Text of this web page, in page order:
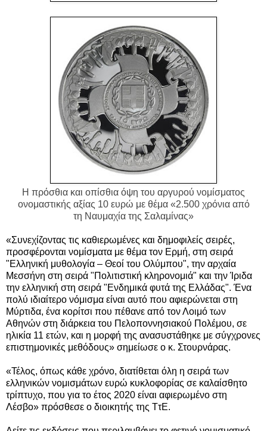
Η πρόσθια και οπίσθια όψη του αργυρού νομίσματος
ονομαστικής αξίας 10 ευρώ με θέμα «2.500 χρόνια από
τη Ναυμαχία της Σαλαμίνας»
«Συνεχίζοντας τις καθιερωμένες και δημοφιλείς σειρές,
προσφέρονται νομίσματα με θέμα τον Ερμή, στη σειρά
"Ελληνική μυθολογία – Θεοί του Ολύμπου", την αρχαία
Μεσσήνη στη σειρά "Πολιτιστική κληρονομιά" και την Ίριδα
την ελληνική στη σειρά "Ενδημικά φυτά της Ελλάδας". Ένα
πολύ ιδιαίτερο νόμισμα είναι αυτό που αφιερώνεται στη
Μύρτιδα, ένα κορίτσι που πέθανε από τον Λοιμό των
Αθηνών στη διάρκεια του Πελοποννησιακού Πολέμου, σε
ηλικία 11 ετών, και η μορφή της ανασυστάθηκε με σύγχρονες
επιστημονικές μεθόδους» σημείωσε ο κ. Στουρνάρας.
«Τέλος, όπως κάθε χρόνο, διατίθεται όλη η σειρά των
ελληνικών νομισμάτων ευρώ κυκλοφορίας σε καλαίσθητο
τρίπτυχο, που για το έτος 2020 είναι αφιερωμένο στη
Λέσβο» πρόσθεσε ο διοικητής της ΤτΕ.